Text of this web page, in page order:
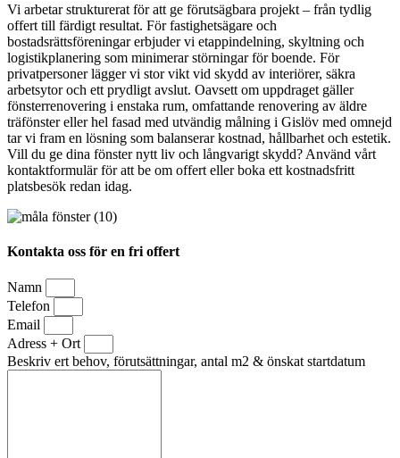
Vi arbetar strukturerat för att ge förutsägbara projekt – från tydlig
offert till färdigt resultat. För fastighetsägare och
bostadsrättsföreningar erbjuder vi etappindelning, skyltning och
logistikplanering som minimerar störningar för boende. För
privatpersoner lägger vi stor vikt vid skydd av interiörer, säkra
arbetsytor och ett prydligt avslut. Oavsett om uppdraget gäller
fönsterrenovering i enstaka rum, omfattande renovering av äldre
träfönster eller hel fasad med utvändig målning i Gislöv med omnejd
tar vi fram en lösning som balanserar kostnad, hållbarhet och estetik.
Vill du ge dina fönster nytt liv och långvarigt skydd? Använd vårt
kontaktformulär för att be om offert eller boka ett kostnadsfritt
platsbesök redan idag.
Kontakta oss för en fri offert
Namn
Telefon
Email
Adress + Ort
Beskriv ert behov, förutsättningar, antal m2 & önskat startdatum